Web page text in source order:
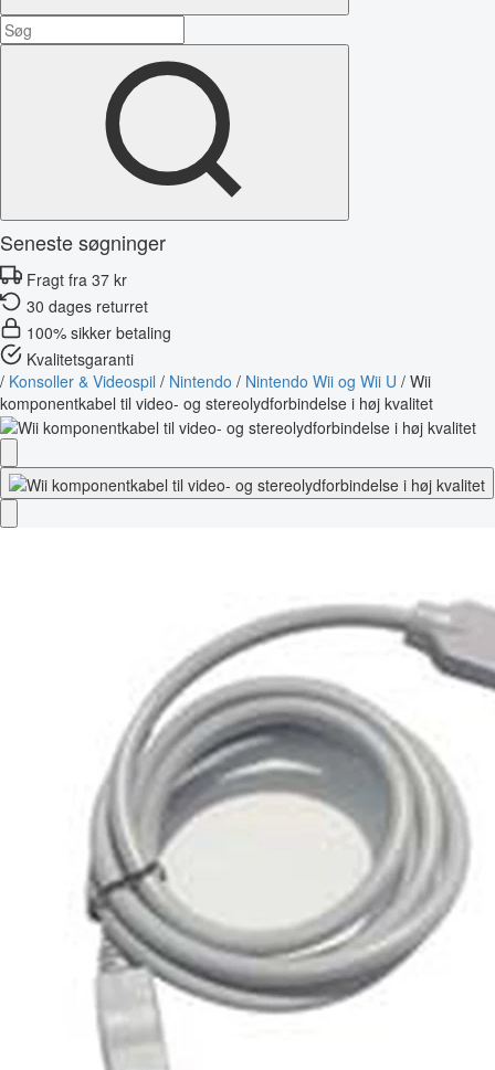
Seneste søgninger
Fragt fra 37 kr
30 dages returret
100% sikker betaling
Kvalitetsgaranti
/ Konsoller & Videospil / Nintendo / Nintendo Wii og Wii U / Wii
komponentkabel til video- og stereolydforbindelse i høj kvalitet